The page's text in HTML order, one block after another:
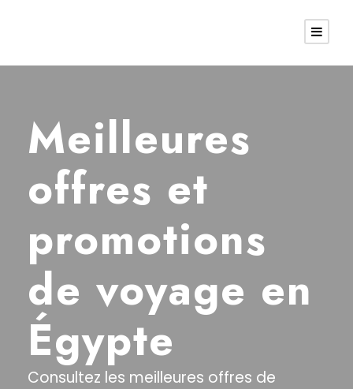
Meilleures
offres et
promotions
de voyage en
Égypte
Consultez les meilleures offres de